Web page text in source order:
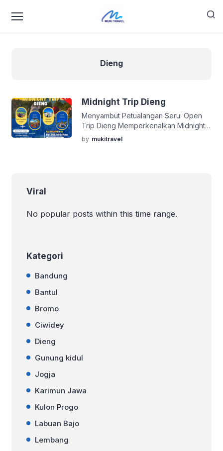
Dieng
Midnight Trip Dieng
Menyambut Petualangan Seru: Open
Trip Dieng Memperkenalkan Midnight
Trip Dieng: Pengalaman Wisata Malam
yang Mengasyikkan Midnight Trip
yang tak terlupakan di kawasan Dieng
by mukitravel
Viral
No popular posts within this time range.
Kategori
Bandung
Bantul
Bromo
Ciwidey
Dieng
Gunung kidul
Jogja
Karimun Jawa
Kulon Progo
Labuan Bajo
Lembang